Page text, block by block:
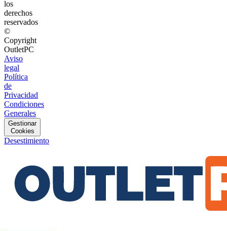
los
derechos
reservados
©
Copyright
OutletPC
Aviso
legal
Política
de
Privacidad
Condiciones
Generales
Gestionar
Cookies
Desestimiento